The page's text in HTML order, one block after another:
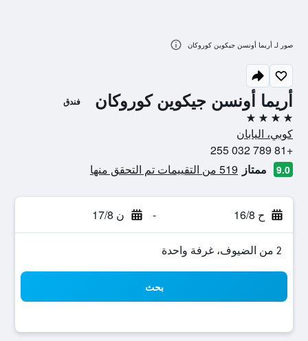
أريما أونسن جيكوين كوروكان فندق
4 نجوم
كوبي، اليابان
+81 789 032 255
9.0 ممتاز 519 من التقييمات تم التحقق منها
ح 16/8 - ن 17/8
2 من الضيوف، غرفة واحدة
بحث
صور لـ أريما أونسن جيكوين كوروكان